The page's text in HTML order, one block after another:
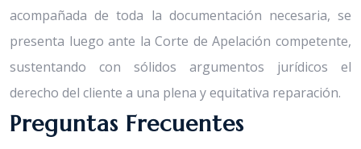
acompañada de toda la documentación necesaria, se
presenta luego ante la Corte de Apelación competente,
sustentando con sólidos argumentos jurídicos el
derecho del cliente a una plena y equitativa reparación.
Preguntas Frecuentes